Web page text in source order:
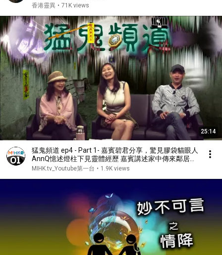
香港靈異 • 71K views
25:14
猛鬼頻道 ep4 - Part 1- 嘉賓碧君分享，驚見膠袋貓眼人
AnnQ憶述燈柱下見靈體經歷 嘉賓講述家中傳來鄰居鬼
魂呼喚 猛鬼頻道 20151119a
MIHK.tv_Youtube第一台 • 1.9K views